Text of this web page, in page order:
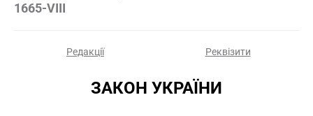
1665-VIII
Редакції Реквізити
ЗАКОН УКРАЇНИ